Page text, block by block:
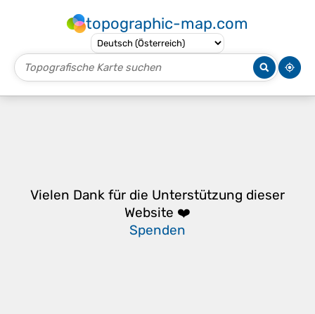
topographic-map.com
Vielen Dank für die Unterstützung dieser
Website ❤️
Spenden